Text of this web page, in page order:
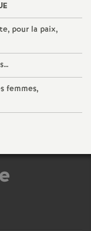
i
g
n
m
pour la paix,
femmes,